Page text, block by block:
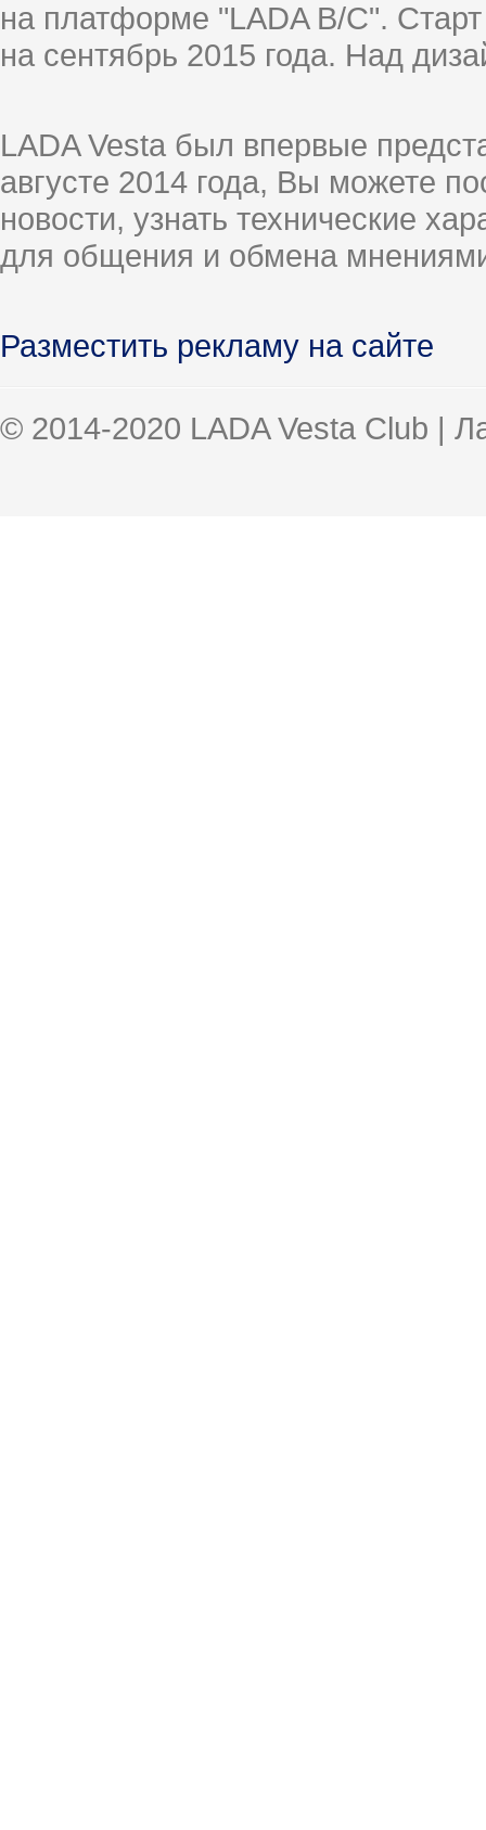
на платформе "LADA B/C".
на сентябрь 2015 года. Над
LADA Vesta был впервые
августе 2014 года, Вы можете
новости, узнать технические
для общения и обмена
Разместить рекламу на сайте
© 2014-2020 LADA Vesta Club |